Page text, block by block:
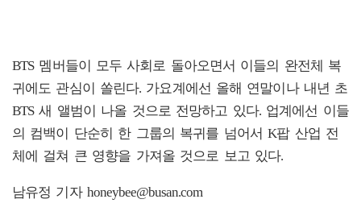
BTS 멤버들이 모두 사회로 돌아오면서 이들의 완전체 복
귀에도 관심이 쏠린다. 가요계에선 올해 연말이나 내년 초
BTS 새 앨범이 나올 것으로 전망하고 있다. 업계에선 이들
의 컴백이 단순히 한 그룹의 복귀를 넘어서 K팝 산업 전
체에 걸쳐 큰 영향을 가져올 것으로 보고 있다.
남유정 기자 honeybee@busan.com